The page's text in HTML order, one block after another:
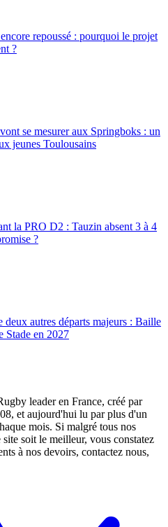
repoussé : pourquoi le projet
?
se mesurer aux Springboks : un
jeunes Toulousains
la PRO D2 : Tauzin absent 3 à 4
?
deux autres départs majeurs : Baille
Stade en 2027
leader en France, créé par
et aujourd'hui lu par plus d'un
mois. Si malgré tous nos
soit le meilleur, vous constatez
à nos devoirs, contactez nous,